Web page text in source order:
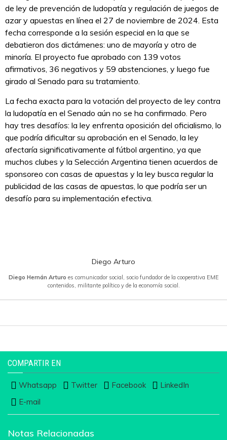
de ley de prevención de ludopatía y regulación de juegos de
azar y apuestas en línea el 27 de noviembre de 2024. Esta
fecha corresponde a la sesión especial en la que se
debatieron dos dictámenes: uno de mayoría y otro de
minoría. El proyecto fue aprobado con 139 votos
afirmativos, 36 negativos y 59 abstenciones, y luego fue
girado al Senado para su tratamiento.
La fecha exacta para la votación del proyecto de ley contra
la ludopatía en el Senado aún no se ha confirmado. Pero
hay tres desafíos: la ley enfrenta oposición del oficialismo, lo
que podría dificultar su aprobación en el Senado, la ley
afectaría significativamente al fútbol argentino, ya que
muchos clubes y la Selección Argentina tienen acuerdos de
sponsoreo con casas de apuestas y la ley busca regular la
publicidad de las casas de apuestas, lo que podría ser un
desafío para su implementación efectiva.
Diego Arturo
Diego Hernán Arturo es comunicador social, socio fundador de la cooperativa EME
contenidos, militante político y de la economía social.
COMPARTIR EN
Whatsapp Twitter Facebook
LinkedIn
E-mail
Notas Relacionadas